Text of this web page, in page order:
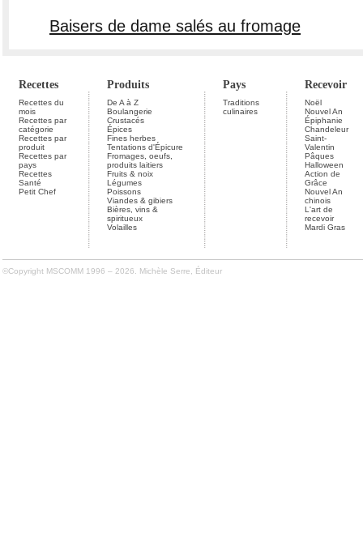
Baisers de dame salés au fromage
Recettes Produits Pays Recevoir
Recettes du
mois
Recettes par
catégorie
Recettes par
produit
Recettes par
pays
Recettes
Santé
Petit Chef
De A à Z
Boulangerie
Crustacés
Épices
Fines herbes
Tentations d'Épicure
Fromages, oeufs,
produits laitiers
Fruits & noix
Légumes
Poissons
Viandes & gibiers
Bières, vins &
spiritueux
Volailles
Traditions
culinaires
Noël
Nouvel An
Épiphanie
Chandeleur
Saint-
Valentin
Pâques
Halloween
Action de
Grâce
Nouvel An
chinois
L'art de
recevoir
Mardi Gras
©Copyright MSCOMM 1996 – 2026. Michèle Serre, Éditeur